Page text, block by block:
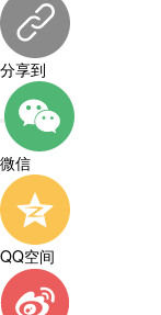
分享到
微信
QQ空间